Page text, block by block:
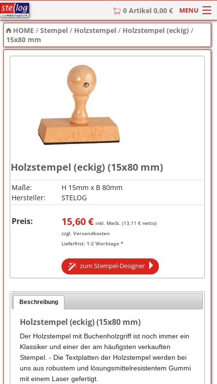
0 Artikel 0,00 € MENU
HOME
Stempel
Stempel-Textplatten
HOME /Stempel / Holzstempel / Holzstempel (eckig) /
15x80 mm
Holzstempel (eckig) (15x80 mm)
Maße:
H 15mm x B 80mm
Hersteller:
STELOG
Preis: 15,60€ inkl. MwSt. (13,11 € netto)
zzgl. Versandkosten
Lieferfrist: 1-2 Werktage *
zum Stempel-Designer
Beschreibung
Holzstempel (eckig) (15x80 mm)
Der Holzstempel mit Buchenholzgriff ist noch immer ein
Klassiker und einer der am häufigsten verkauften
Stempel. - Die Textplatten der Holzstempel werden bei
uns aus robustem und lösungsmittelresistentem Gummi
mit einem Laser gefertigt.